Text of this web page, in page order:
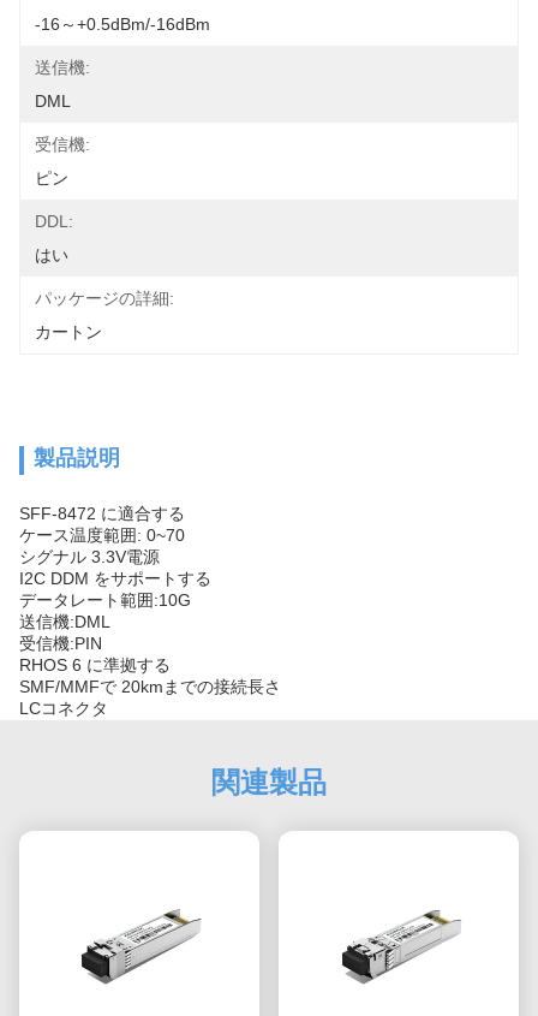
-16～+0.5dBm/-16dBm
送信機:
DML
受信機:
ピン
DDL:
はい
パッケージの詳細:
カートン
製品説明
SFF-8472 に適合する
ケース温度範囲: 0~70
シグナル 3.3V電源
I2C DDM をサポートする
データレート範囲:10G
送信機:DML
受信機:PIN
RHOS 6 に準拠する
SMF/MMFで 20kmまでの接続長さ
LCコネクタ
関連製品